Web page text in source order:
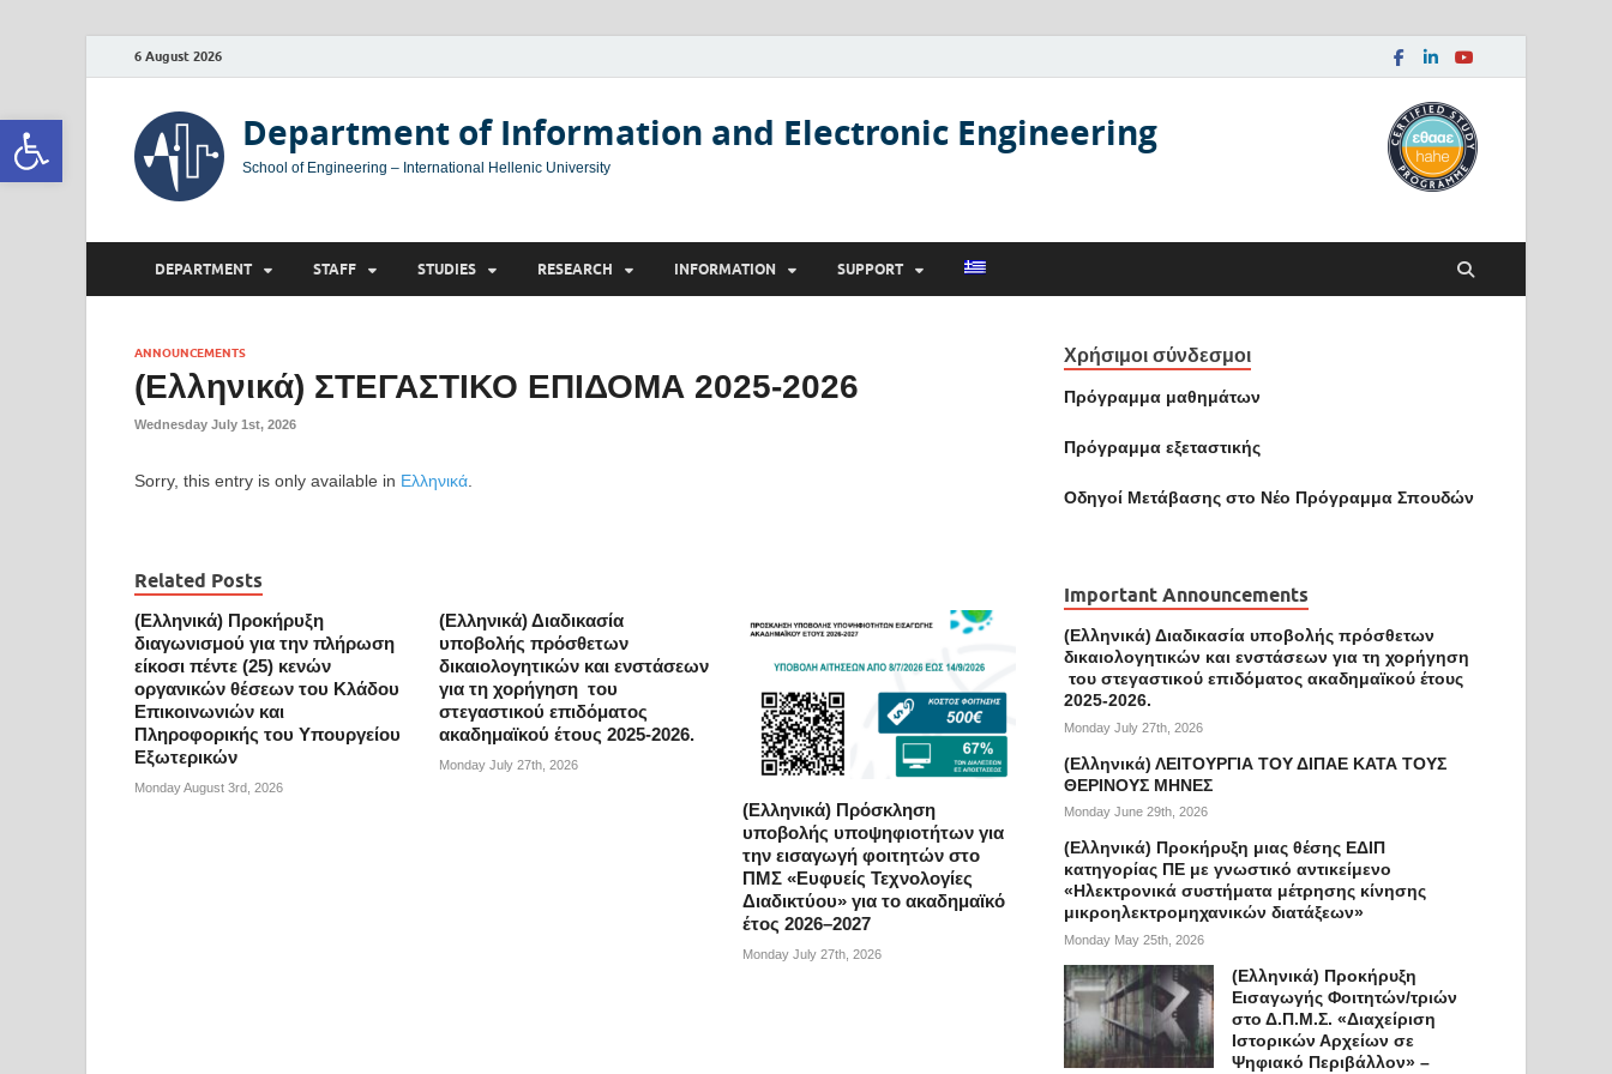
Open toolbar
6 August 2026
Department of Information and Electronic Engineering
School of Engineering – International Hellenic University
DEPARTMENT STAFF STUDIES RESEARCH INFORMATION SUPPORT
ANNOUNCEMENTS
(Ελληνικά) ΣΤΕΓΑΣΤΙΚΟ ΕΠΙΔΟΜΑ 2025-2026
Wednesday July 1st, 2026
Sorry, this entry is only available in Ελληνικά
Related Posts
(Ελληνικά) Προκήρυξη
διαγωνισμού για την πλήρωση
είκοσι πέντε (25) κενών
οργανικών θέσεων του Κλάδου
Επικοινωνιών και
Πληροφορικής του Υπουργείου
Εξωτερικών
Monday August 3rd, 2026
(Ελληνικά) Διαδικασία
υποβολής πρόσθετων
δικαιολογητικών και ενστάσεων
για τη χορήγηση του
στεγαστικού επιδόματος
ακαδημαϊκού έτους 2025-2026.
Monday July 27th, 2026
(Ελληνικά) Πρόσκληση
υποβολής υποψηφιοτήτων για
την εισαγωγή φοιτητών στο
ΠΜΣ «Ευφυείς Τεχνολογίες
Διαδικτύου» για το ακαδημαϊκό
έτος 2026–2027
Monday July 27th, 2026
Χρήσιμοι σύνδεσμοι
Πρόγραμμα μαθημάτων
Πρόγραμμα εξεταστικής
Οδηγοί Mετάβασης στο Νέο Πρόγραμμα Σπουδών
Important Announcements
(Ελληνικά) Διαδικασία υποβολής πρόσθετων
δικαιολογητικών και ενστάσεων για τη χορήγηση
του στεγαστικού επιδόματος ακαδημαϊκού έτους
2025-2026.
Monday July 27th, 2026
(Ελληνικά) ΛΕΙΤΟΥΡΓΙΑ ΤΟΥ ΔΙΠΑΕ ΚΑΤΑ ΤΟΥΣ
ΘΕΡΙΝΟΥΣ ΜΗΝΕΣ
Monday June 29th, 2026
(Ελληνικά) Προκήρυξη μιας θέσης ΕΔΙΠ
κατηγορίας ΠΕ με γνωστικό αντικείμενο
«Ηλεκτρονικά συστήματα μέτρησης κίνησης
μικροηλεκτρομηχανικών διατάξεων»
Monday May 25th, 2026
(Ελληνικά) Προκήρυξη
Εισαγωγής Φοιτητών/τριών
στο Δ.Π.Μ.Σ. «Διαχείριση
Ιστορικών Αρχείων σε
Ψηφιακό Περιβάλλον» –